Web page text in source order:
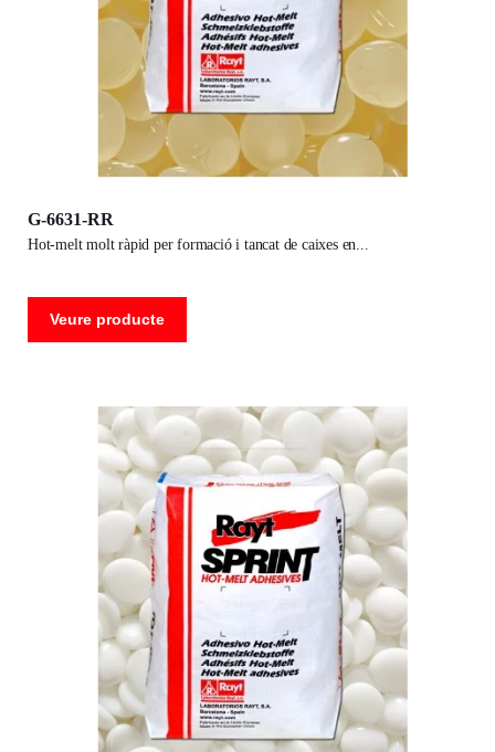
G-6631-RR
hot-melt molt ràpid per formació i tancat de caixes en
Veure producte